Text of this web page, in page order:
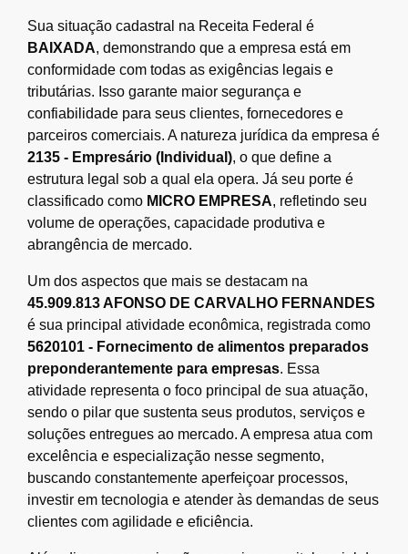
Sua situação cadastral na Receita Federal é
BAIXADA, demonstrando que a empresa está em
conformidade com todas as exigências legais e
tributárias. Isso garante maior segurança e
confiabilidade para seus clientes, fornecedores e
parceiros comerciais. A natureza jurídica da empresa é
2135 - Empresário (Individual), o que define a
estrutura legal sob a qual ela opera. Já seu porte é
classificado como MICRO EMPRESA, refletindo seu
volume de operações, capacidade produtiva e
abrangência de mercado.
Um dos aspectos que mais se destacam na
45.909.813 AFONSO DE CARVALHO FERNANDES
é sua principal atividade econômica, registrada como
5620101 - Fornecimento de alimentos preparados
preponderantemente para empresas. Essa
atividade representa o foco principal de sua atuação,
sendo o pilar que sustenta seus produtos, serviços e
soluções entregues ao mercado. A empresa atua com
excelência e especialização nesse segmento,
buscando constantemente aperfeiçoar processos,
investir em tecnologia e atender às demandas de seus
clientes com agilidade e eficiência.